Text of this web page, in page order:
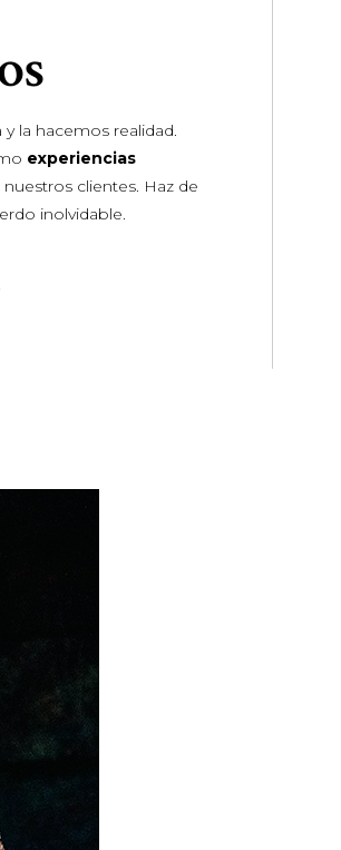
la hacemos realidad.
experiencias
nuestros clientes. Haz de
inolvidable.